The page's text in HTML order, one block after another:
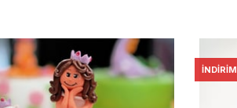
İNDIRIM